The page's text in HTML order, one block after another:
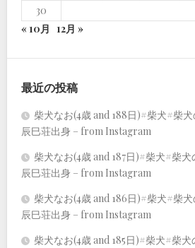
30
« 10月 12月 »
最近の投稿
柴犬なお(4歳 and 188日)#柴犬#柴
辰巳荘出身 – from Instagram
柴犬なお(4歳 and 187日)#柴犬#柴
辰巳荘出身 – from Instagram
柴犬なお(4歳 and 186日)#柴犬#柴
辰巳荘出身 – from Instagram
柴犬なお(4歳 and 185日)#柴犬#柴